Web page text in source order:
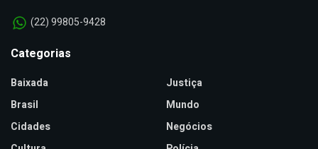
(22) 99805-9428
Categorias
Baixada
Brasil
Cidades
Justiça
Mundo
Negócios